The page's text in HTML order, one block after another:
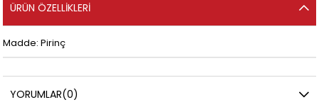
ÜRÜN ÖZELLIKLERI
Madde: Pirinç
YORUMLAR(0)